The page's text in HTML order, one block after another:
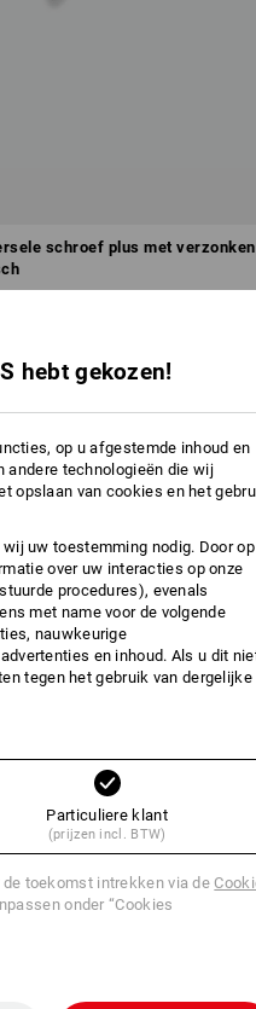
schroef plus met
hebt gekozen!
op u afgestemde inhoud en
andere technologieën die wij
opslaan van cookies en het
uw toestemming nodig. Door op
over uw interacties op onze
procedures), evenals
met name voor de volgende
nauwkeurige
en inhoud. Als u dit
tegen het gebruik van dergelijke
Particuliere klant
(prijzen incl. BTW)
toekomst intrekken via de
onder “Cookies